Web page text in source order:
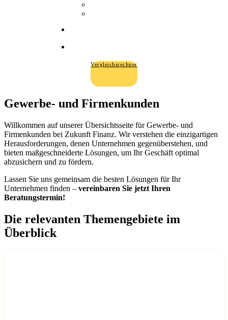
Vergleichsrechner
Gewerbe- und Firmenkunden
Willkommen auf unserer Übersichtsseite für Gewerbe- und
Firmenkunden bei Zukunft Finanz. Wir verstehen die einzigartigen
Herausforderungen, denen Unternehmen gegenüberstehen, und
bieten maßgeschneiderte Lösungen, um Ihr Geschäft optimal
abzusichern und zu fördern.
Lassen Sie uns gemeinsam die besten Lösungen für Ihr
Unternehmen finden – vereinbaren Sie jetzt Ihren
Beratungstermin!
Die relevanten Themengebiete im
Überblick